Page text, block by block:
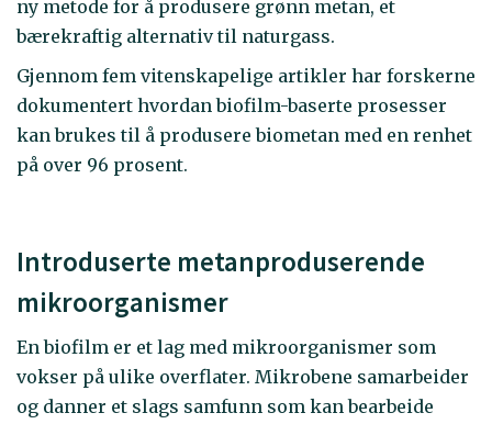
ny metode for å produsere grønn metan, et
bærekraftig alternativ til naturgass.
Gjennom fem vitenskapelige artikler har forskerne
dokumentert hvordan biofilm-baserte prosesser
kan brukes til å produsere biometan med en renhet
på over 96 prosent.
Introduserte metanproduserende
mikroorganismer
En biofilm er et lag med mikroorganismer som
vokser på ulike overflater. Mikrobene samarbeider
og danner et slags samfunn som kan bearbeide